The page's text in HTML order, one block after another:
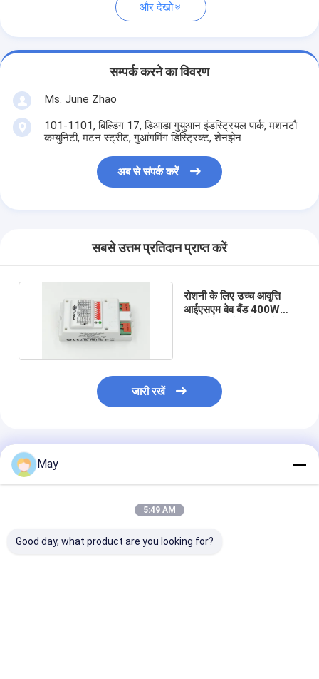
और देखो
सम्पर्क करने का विवरण
Ms. June Zhao
101-1101, बिल्डिंग 17, डिआंडा गुयुआन इंडस्ट्रियल पार्क, मशनटौ
कम्युनिटी, मटन स्ट्रीट, गुआंगमिंग डिस्ट्रिक्ट, शेनझेन
अब से संपर्क करें
सबसे उत्तम प्रतिदान प्राप्त करें
रोशनी के लिए उच्च आवृत्ति
आईएसएम वेव बैंड 400W
जारी रखें
अनुशंसित उत्पाद
May
5:49 AM
Good day, what product are you looking for?